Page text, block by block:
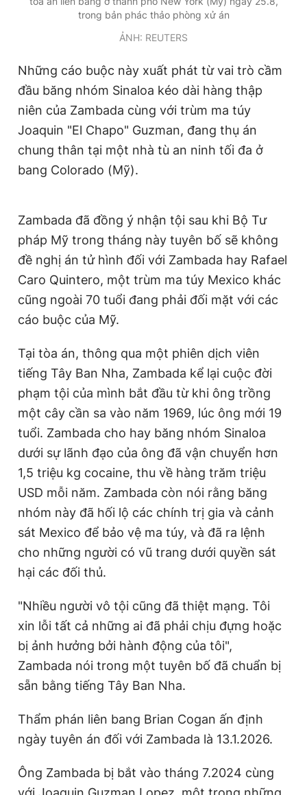
Phó tổng biên tập: Lâm Hiếu Dũng
Phó tổng biên tập: Trần Việt Hưng
Tổng thư ký tòa soạn: Đức Trung
© 2003-2026 Bản quyền thuộc về Báo Thanh Niên. Cấm sao
bản. Phát triển bởi ePi Technologies, JSC.
trong bản phác thảo phòng xử án
ẢNH: REUTERS
Những cáo buộc này xuất phát từ vai trò cầm
đầu băng nhóm Sinaloa kéo dài hàng thập
niên của Zambada cùng với trùm ma túy
Joaquin "El Chapo" Guzman, đang thụ án
chung thân tại một nhà tù an ninh tối đa ở
bang Colorado (Mỹ).
Zambada đã đồng ý nhận tội sau khi Bộ Tư
pháp Mỹ trong tháng này tuyên bố sẽ không
đề nghị án tử hình đối với Zambada hay Rafael
Caro Quintero, một trùm ma túy Mexico khác
cũng ngoài 70 tuổi đang phải đối mặt với các
cáo buộc của Mỹ.
Tại tòa án, thông qua một phiên dịch viên
tiếng Tây Ban Nha, Zambada kể lại cuộc đời
phạm tội của mình bắt đầu từ khi ông trồng
một cây cần sa vào năm 1969, lúc ông mới 19
tuổi. Zambada cho hay băng nhóm Sinaloa
dưới sự lãnh đạo của ông đã vận chuyển hơn
1,5 triệu kg cocaine, thu về hàng trăm triệu
USD mỗi năm. Zambada còn nói rằng băng
nhóm này đã hối lộ các chính trị gia và cảnh
sát Mexico để bảo vệ ma túy, và đã ra lệnh
cho những người có vũ trang dưới quyền sát
hại các đối thủ.
"Nhiều người vô tội cũng đã thiệt mạng. Tôi
xin lỗi tất cả những ai đã phải chịu đựng hoặc
bị ảnh hưởng bởi hành động của tôi",
Zambada nói trong một tuyên bố đã chuẩn bị
sẵn bằng tiếng Tây Ban Nha.
Thẩm phán liên bang Brian Cogan ấn định
ngày tuyên án đối với Zambada là 13.1.2026.
Ông Zambada bị bắt vào tháng 7.2024 cùng